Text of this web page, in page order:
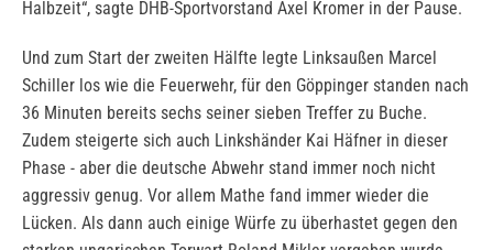
Halbzeit“, sagte DHB-Sportvorstand Axel Kromer in der Pause.
Und zum Start der zweiten Hälfte legte Linksaußen Marcel
Schiller los wie die Feuerwehr, für den Göppinger standen nach
36 Minuten bereits sechs seiner sieben Treffer zu Buche.
Zudem steigerte sich auch Linkshänder Kai Häfner in dieser
Phase - aber die deutsche Abwehr stand immer noch nicht
aggressiv genug. Vor allem Mathe fand immer wieder die
Lücken. Als dann auch einige Würfe zu überhastet gegen den